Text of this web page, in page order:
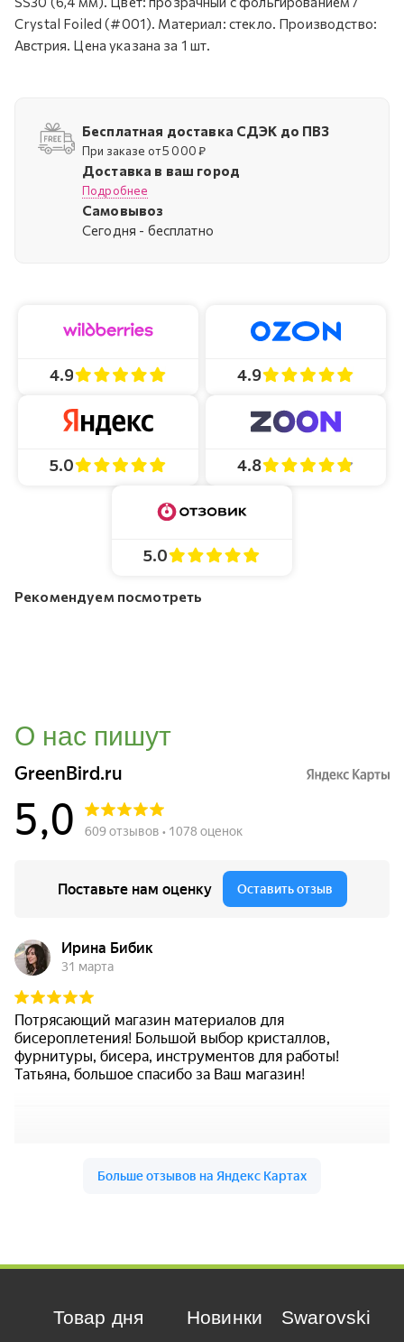
Crystal Foiled (#001). Материал: стекло. Производство:
Австрия. Цена указана за 1 шт.
Бесплатная доставка СДЭК до ПВЗ
При заказе от 5 000 ₽
Доставка в ваш город
Подробнее
Самовывоз
Cегодня - бесплатно
4.9 4.9
5.0 4.8
5.0
Рекомендуем посмотреть
О нас пишут
Товар дня Новинки
Swarovski